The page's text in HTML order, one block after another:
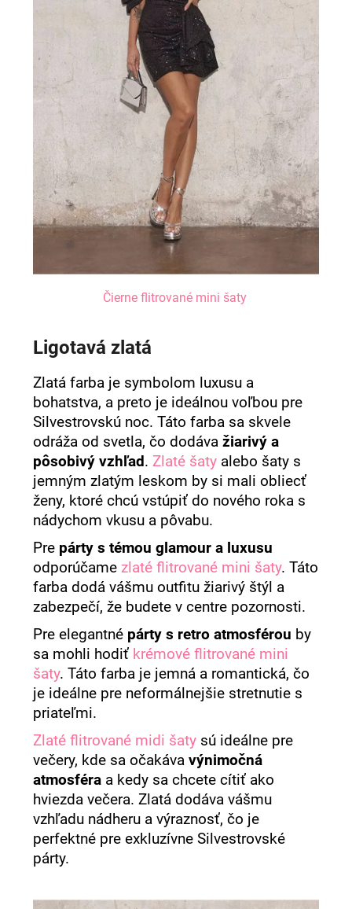
Čierne flitrované mini šaty
Ligotavá zlatá
Zlatá farba je symbolom luxusu a
bohatstva, a preto je ideálnou voľbou pre
Silvestrovskú noc. Táto farba sa skvele
odráža od svetla, čo dodáva žiarivý a
pôsobivý vzhľad.Zlaté šaty alebo šaty s
jemným zlatým leskom by si mali obliecť
ženy, ktoré chcú vstúpiť do nového roka s
nádychom vkusu a pôvabu.
Pre párty s témou glamour a luxusu
odporúčamezlaté flitrované mini šaty. Táto
farba dodá vášmu outfitu žiarivý štýl a
zabezpečí, že budete v centre pozornosti.
Pre elegantné párty s retro atmosférou by
sa mohli hodiť krémové flitrované mini
šaty. Táto farba je jemná a romantická, čo
je ideálne pre neformálnejšie stretnutie s
priateľmi.
Zlaté flitrované midi šaty sú ideálne pre
večery, kde sa očakávavýnimočná
atmosféra a kedy sa chcete cítiť ako
hviezda večera. Zlatá dodáva vášmu
vzhľadu nádheru a výraznosť, čo je
perfektné pre exkluzívne Silvestrovské
párty.